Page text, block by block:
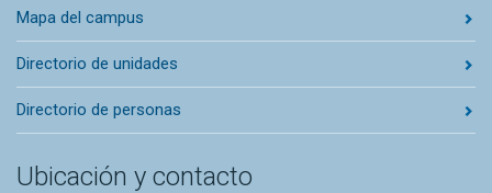
Mapa del campus
Directorio de unidades
Directorio de personas
Ubicación y contacto